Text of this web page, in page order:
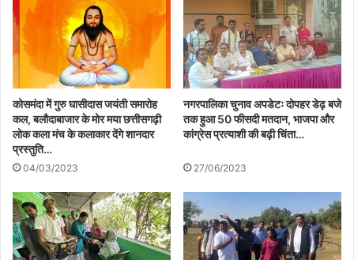
कोसमंदा में गुरु घासीदास जयंती समारोह
कल, बलौदाबाजार के मोर मया छत्तीसगढ़ी
लोक कला मंच के कलाकार देंगे शानदार
प्रस्तुति…
04/03/2023
नगरपालिका चुनाव अपडेटः दोपहर डेढ़ बजे
तक हुआ 50 फीसदी मतदान, भाजपा और
कांग्रेस प्रत्याशी की बढ़ी चिंता…
27/06/2023